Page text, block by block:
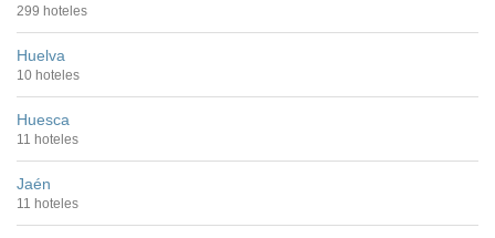
299 hoteles
Huelva
10 hoteles
Huesca
11 hoteles
Jaén
11 hoteles